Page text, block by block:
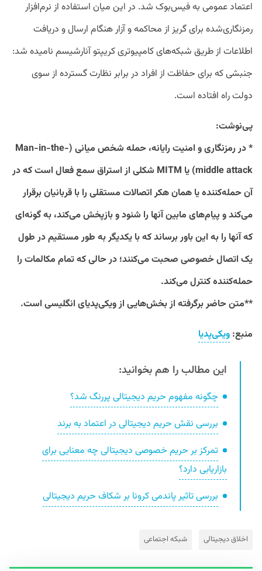
اعتماد عمومی به فیس‌بوک شد. در این میان استفاده از نرم‌افزار
رمزنگاری‌شده برای گریز از محاکمه و آزار هنگام ارسال و دریافت
اطلاعات از طریق شبکه‌های کامپیوتری کریپتو آنارشیسم نامیده شد:
جنبشی که برای حفاظت از افراد در برابر نظارت گسترده از سوی
دولت راه افتاده است.
پی‌نوشت:
* در رمزنگاری و امنیت رایانه، حمله شخص میانی (Man-in-the-
middle attack) یا MITM شکلی از استراق سمع فعال است که در
آن حمله‌کننده یا همان هکر اتصالات مستقلی را با قربانیان برقرار
می‌کند و پیام‌های مابین آنها را شنود و بازپخش می‌کند، به گونه‌ای
که آنها را به این باور برساند که با یکدیگر به ‌طور مستقیم در طول
یک اتصال خصوصی صحبت می‌کنند؛ در حالی که تمام مکالمات را
حمله‌کننده کنترل می‌کند.
**متن حاضر برگرفته از بخش‌هایی از ویکی‌پدیای انگلیسی است.
منبع: ویکی‌پدیا
این مطالب را هم بخوانید:
چگونه مفهوم حریم دیجیتالی پررنگ‌ شد؟
بررسی نقش حریم دیجیتالی در اعتماد به برند
تمرکز بر حریم خصوصی دیجیتالی چه معنایی برای
بازاریابی دارد؟
بررسی تاثیر پاندمی کرونا بر شکاف حریم دیجیتالی
اخلاق دیجیتالی شبکه‌ اجتماعی